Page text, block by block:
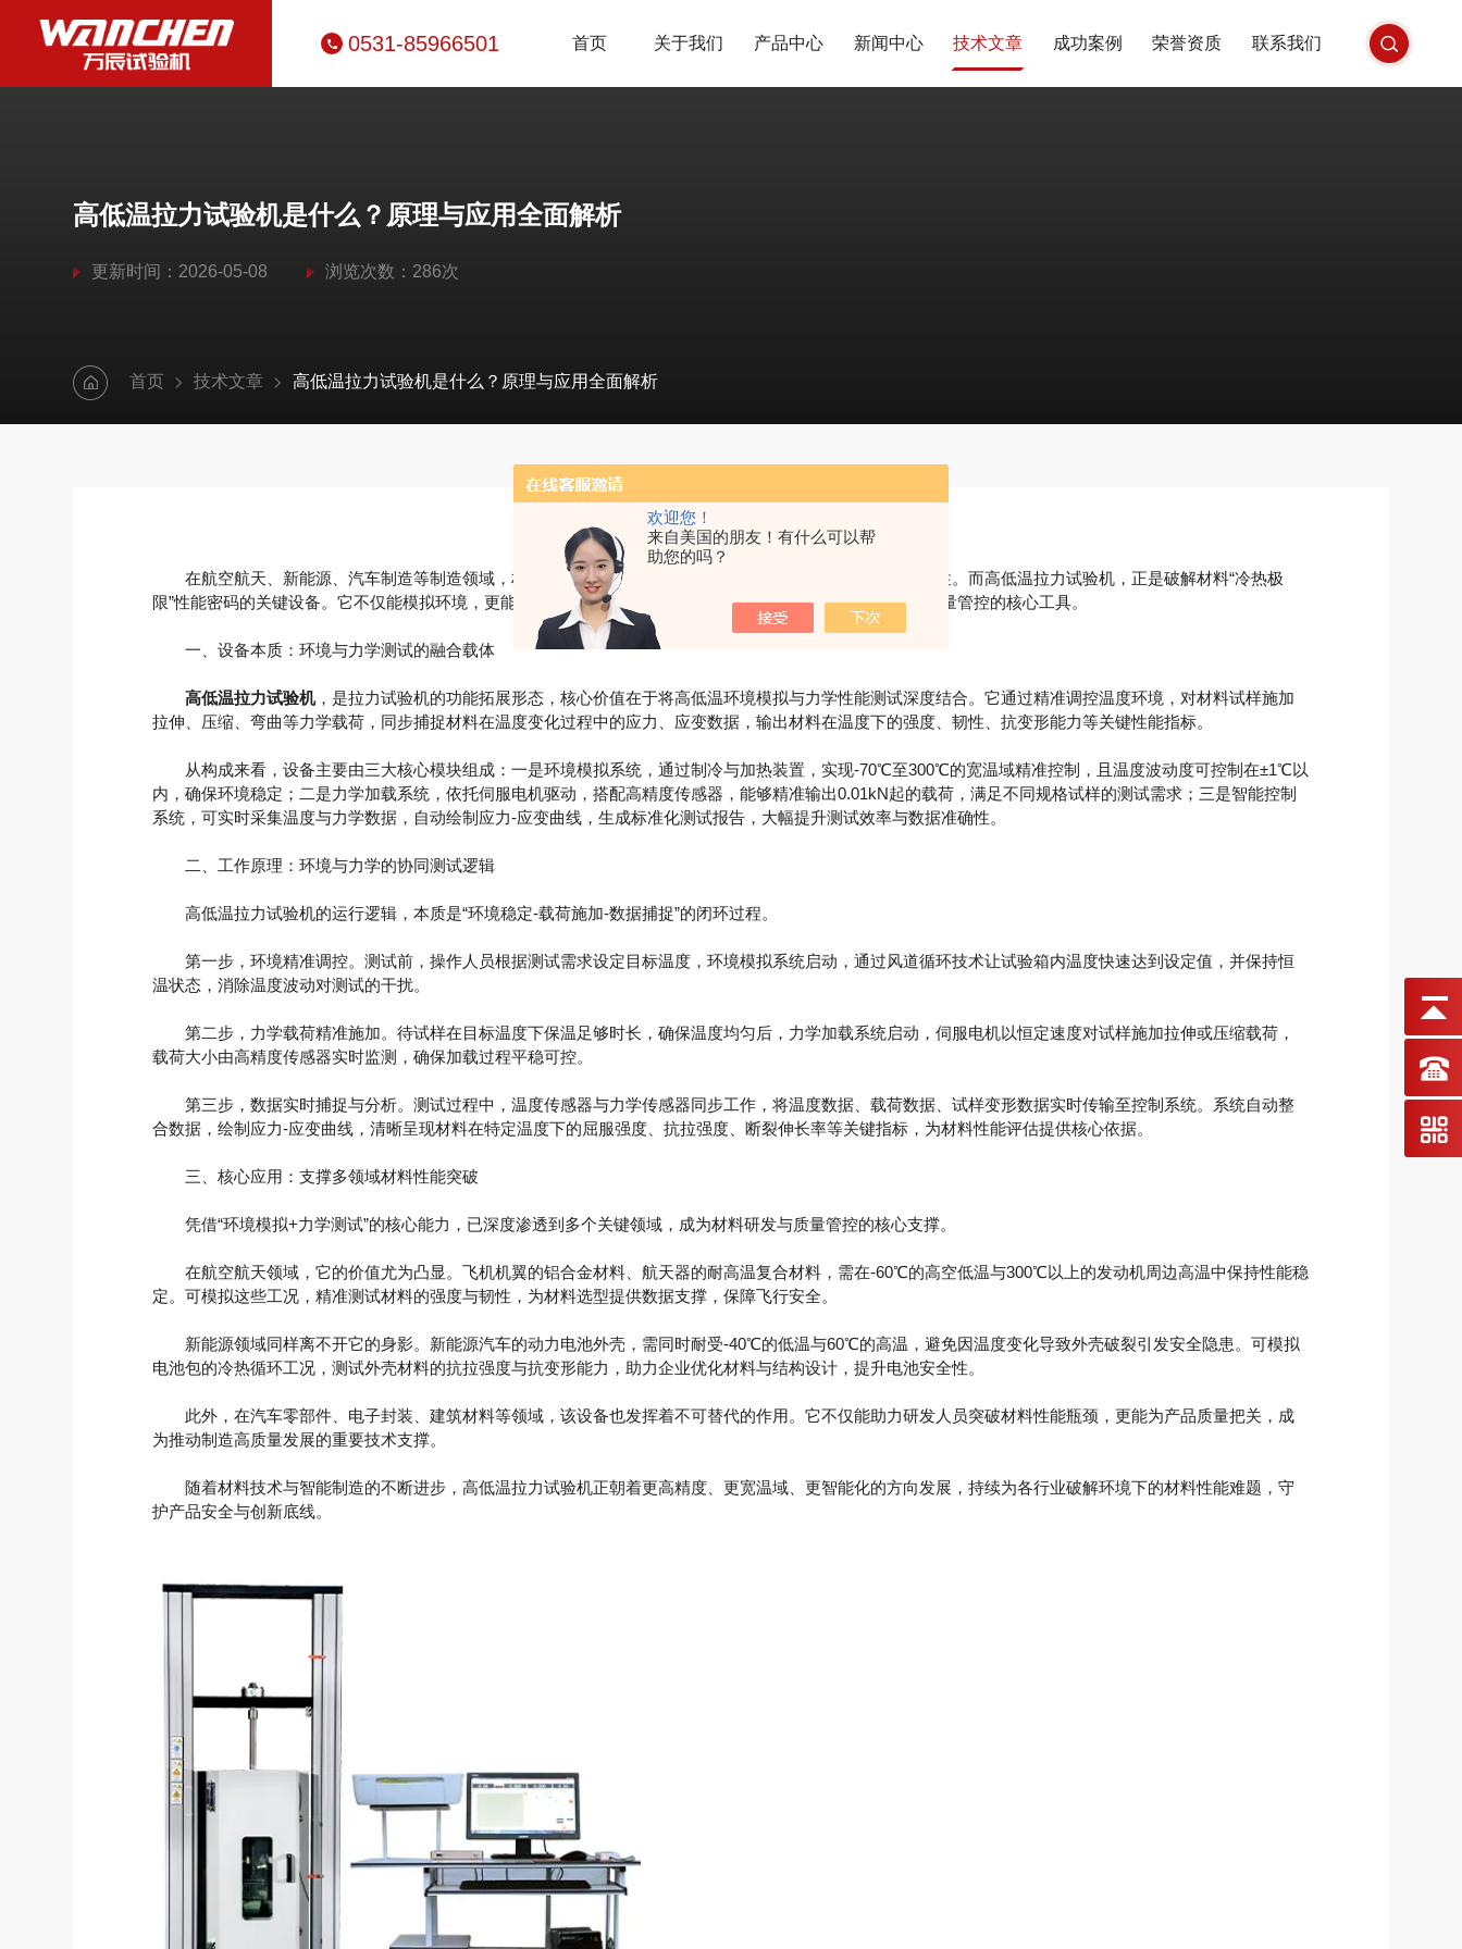
欢迎您！
来自美国的朋友！有什么可以帮
助您的吗？
0531-85966501 首页 关于我们 产品中心 新闻中心 技术文章 成功案例 荣誉资质 联系我们
高低温拉力试验机是什么？原理与应用全面解析
更新时间：2026-05-08 浏览次数：286次
首页 技术文章 高低温拉力试验机是什么？原理与应用全面解析
在航空航天、新能源、汽车制造等制造领域，材料在温度下的性能表现，直接决定了产品的安全性与可靠性。而高低温拉力试验机，正是破解材料“冷热极
限”性能密码的关键设备。它不仅能模拟环境，更能精准量化材料在温度变化下的力学特性，成为材料研发与质量管控的核心工具。
一、设备本质：环境与力学测试的融合载体
高低温拉力试验机，是拉力试验机的功能拓展形态，核心价值在于将高低温环境模拟与力学性能测试深度结合。它通过精准调控温度环境，对材料试样施加
拉伸、压缩、弯曲等力学载荷，同步捕捉材料在温度变化过程中的应力、应变数据，输出材料在温度下的强度、韧性、抗变形能力等关键性能指标。
从构成来看，设备主要由三大核心模块组成：一是环境模拟系统，通过制冷与加热装置，实现-70℃至300℃的宽温域精准控制，且温度波动度可控制在±1℃以
内，确保环境稳定；二是力学加载系统，依托伺服电机驱动，搭配高精度传感器，能够精准输出0.01kN起的载荷，满足不同规格试样的测试需求；三是智能控制
系统，可实时采集温度与力学数据，自动绘制应力-应变曲线，生成标准化测试报告，大幅提升测试效率与数据准确性。
二、工作原理：环境与力学的协同测试逻辑
高低温拉力试验机的运行逻辑，本质是“环境稳定-载荷施加-数据捕捉”的闭环过程。
第一步，环境精准调控。测试前，操作人员根据测试需求设定目标温度，环境模拟系统启动，通过风道循环技术让试验箱内温度快速达到设定值，并保持恒
温状态，消除温度波动对测试的干扰。
第二步，力学载荷精准施加。待试样在目标温度下保温足够时长，确保温度均匀后，力学加载系统启动，伺服电机以恒定速度对试样施加拉伸或压缩载荷，
载荷大小由高精度传感器实时监测，确保加载过程平稳可控。
第三步，数据实时捕捉与分析。测试过程中，温度传感器与力学传感器同步工作，将温度数据、载荷数据、试样变形数据实时传输至控制系统。系统自动整
合数据，绘制应力-应变曲线，清晰呈现材料在特定温度下的屈服强度、抗拉强度、断裂伸长率等关键指标，为材料性能评估提供核心依据。
三、核心应用：支撑多领域材料性能突破
凭借“环境模拟+力学测试”的核心能力，已深度渗透到多个关键领域，成为材料研发与质量管控的核心支撑。
在航空航天领域，它的价值尤为凸显。飞机机翼的铝合金材料、航天器的耐高温复合材料，需在-60℃的高空低温与300℃以上的发动机周边高温中保持性能稳
定。可模拟这些工况，精准测试材料的强度与韧性，为材料选型提供数据支撑，保障飞行安全。
新能源领域同样离不开它的身影。新能源汽车的动力电池外壳，需同时耐受-40℃的低温与60℃的高温，避免因温度变化导致外壳破裂引发安全隐患。可模拟
电池包的冷热循环工况，测试外壳材料的抗拉强度与抗变形能力，助力企业优化材料与结构设计，提升电池安全性。
此外，在汽车零部件、电子封装、建筑材料等领域，该设备也发挥着不可替代的作用。它不仅能助力研发人员突破材料性能瓶颈，更能为产品质量把关，成
为推动制造高质量发展的重要技术支撑。
随着材料技术与智能制造的不断进步，高低温拉力试验机正朝着更高精度、更宽温域、更智能化的方向发展，持续为各行业破解环境下的材料性能难题，守
护产品安全与创新底线。